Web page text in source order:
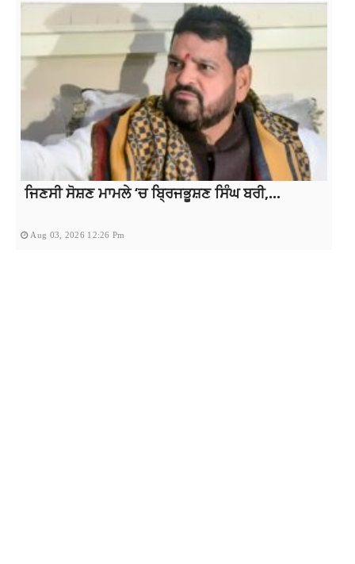
ਜਿਣਸੀ ਸੋਸ਼ਣ ਮਾਮਲੇ ‘ਚ ਬ੍ਰਿਜਭੂਸ਼ਣ ਸਿੰਘ ਬਰੀ,...
Aug 03, 2026 12:26 Pm